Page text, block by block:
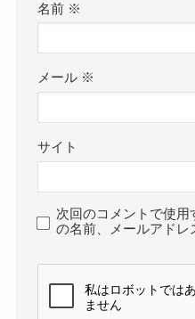
名前 ※
メール ※
サイト
次回のコメントで使
の名前、メールアドレ